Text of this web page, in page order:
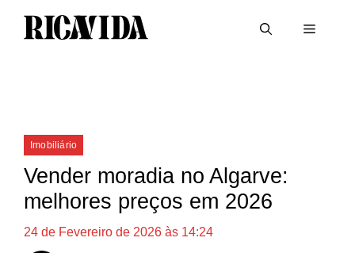
Categorias
Imobiliário
Vender moradia no Algarve:
melhores preços em 2026
24 de Fevereiro de 2026 às 14:24